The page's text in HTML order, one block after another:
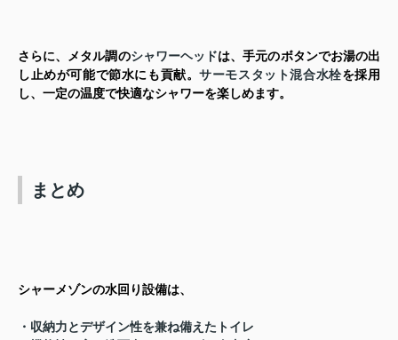
さらに、メタル調のシャワーヘッドは、手元のボタンでお湯の出
し止めが可能で節水にも貢献。サーモスタット混合水栓を採用
し、一定の温度で快適なシャワーを楽しめます。
まとめ
シャーメゾンの水回り設備は、
・収納力とデザイン性を兼ね備えたトイレ